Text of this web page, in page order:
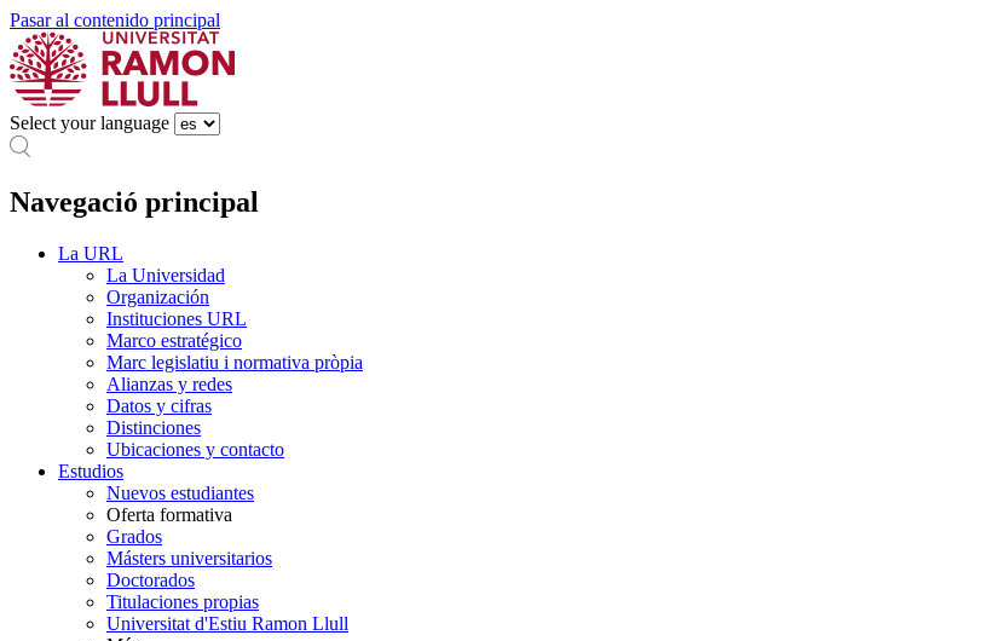
Pasar al contenido principal
Select your language
Navegació principal
La URL
La Universidad
Organización
Instituciones URL
Marco estratégico
Marc legislatiu i normativa pròpia
Alianzas y redes
Datos y cifras
Distinciones
Ubicaciones y contacto
Estudios
Nuevos estudiantes
Oferta formativa
Grados
Másters universitarios
Doctorados
Titulaciones propias
Universitat d'Estiu Ramon Llull